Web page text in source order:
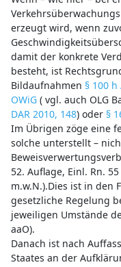
erzeugt wird, wenn
damit der konkrete
besteht, ist
Bildaufnahmen § 100 h
OWiG( vgl. auch OLG
DAR 2010, 148) oder §
Im Übrigen zöge eine
solche unterstellt –
52. Auflage, Einl. Rn.
m.w.N.).Dies ist in den
gesetzliche Regelung
jeweiligen Umstände
aaO).
Danach ist nach
Staates an der